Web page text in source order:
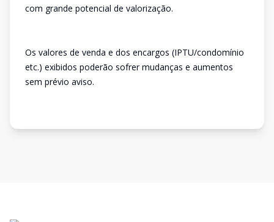
com grande potencial de valorização.
Os valores de venda e dos encargos (IPTU/condomínio
etc.) exibidos poderão sofrer mudanças e aumentos
sem prévio aviso.